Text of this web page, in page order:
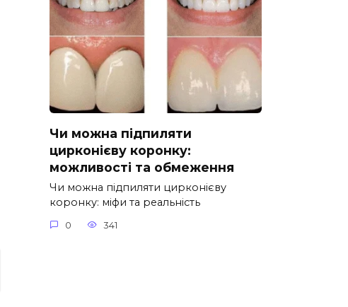
Чи можна підпиляти
цирконієву коронку:
можливості та обмеження
Чи можна підпиляти цирконієву
коронку: міфи та реальність
0 341